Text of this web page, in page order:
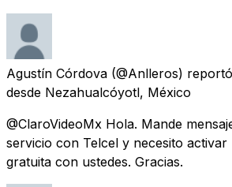
Agustín Córdova (@Anlleros) reportó
desde Nezahualcóyotl, México
@ClaroVideoMx Hola. Mande
servicio con Telcel y necesito activar
gratuita con ustedes. Gracias.